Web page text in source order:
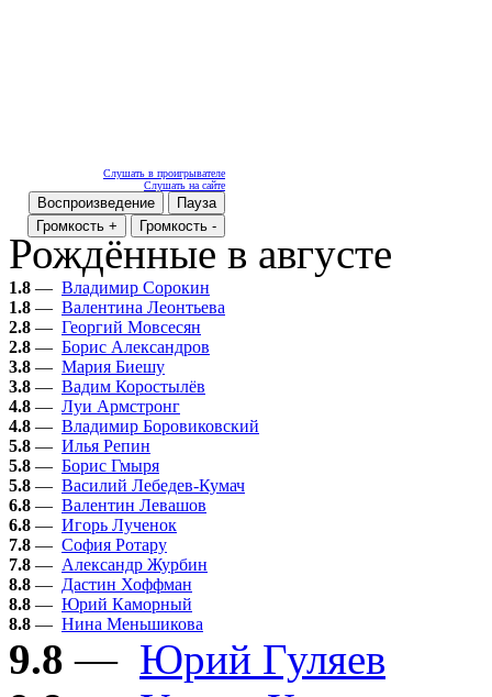
Слушать в проигрывателе
Слушать на сайте
Воспроизведение
Пауза
Громкость +
Громкость -
Рождённые в августе
1.8 — Владимир Сорокин
1.8 — Валентина Леонтьева
2.8 — Георгий Мовсесян
2.8 — Борис Александров
3.8 — Мария Биешу
3.8 — Вадим Коростылёв
4.8 — Луи Армстронг
4.8 — Владимир Боровиковский
5.8 — Илья Репин
5.8 — Борис Гмыря
5.8 — Василий Лебедев-Кумач
6.8 — Валентин Левашов
6.8 — Игорь Лученок
7.8 — София Ротару
7.8 — Александр Журбин
8.8 — Дастин Хоффман
8.8 — Юрий Каморный
8.8 — Нина Меньшикова
9.8 — Юрий Гуляев